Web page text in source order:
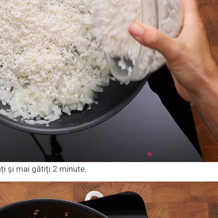
și mai gătiți 2 minute.